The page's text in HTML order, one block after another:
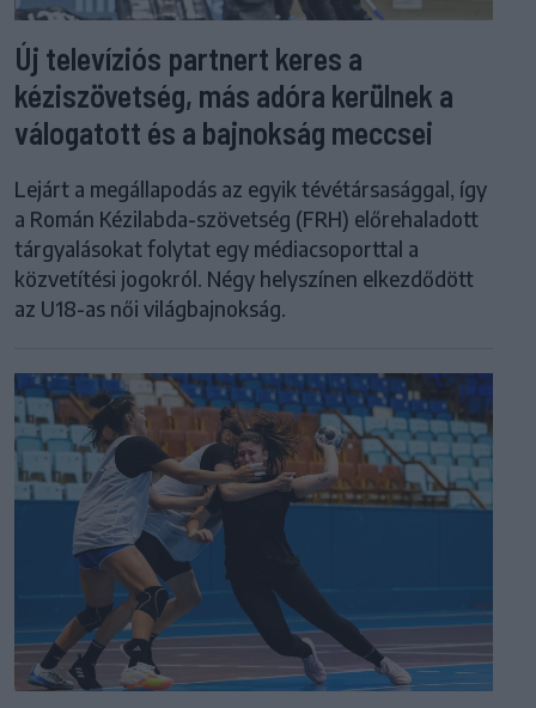
Új televíziós partnert keres a
kéziszövetség, más adóra kerülnek a
válogatott és a bajnokság meccsei
Lejárt a megállapodás az egyik tévétársasággal, így
a Román Kézilabda-szövetség (FRH) előrehaladott
tárgyalásokat folytat egy médiacsoporttal a
közvetítési jogokról. Négy helyszínen elkezdődött
az U18-as női világbajnokság.